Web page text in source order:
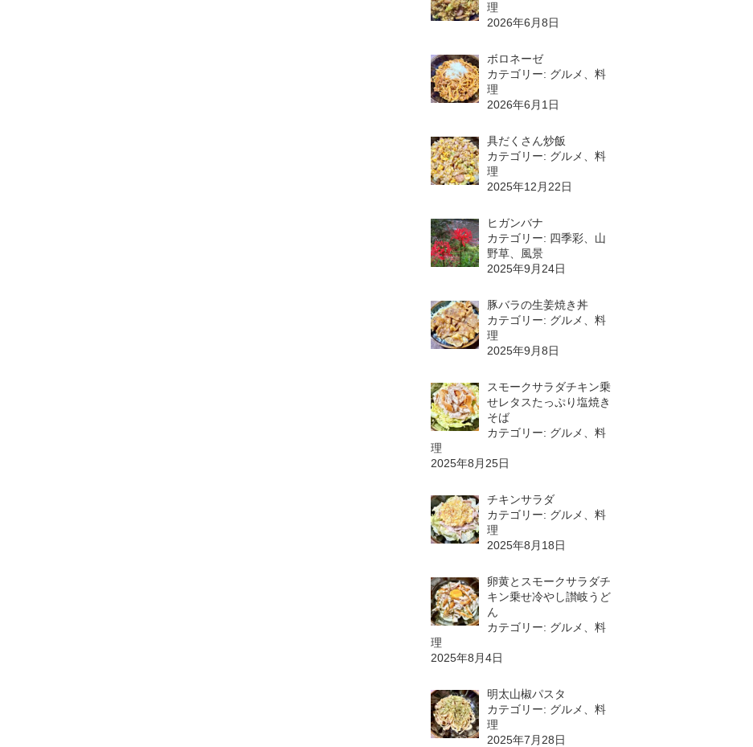
理
2026年6月8日
ボロネーゼ
カテゴリー: グルメ、料
理
2026年6月1日
具だくさん炒飯
カテゴリー: グルメ、料
理
2025年12月22日
ヒガンバナ
カテゴリー: 四季彩、山
野草、風景
2025年9月24日
豚バラの生姜焼き丼
カテゴリー: グルメ、料
理
2025年9月8日
スモークサラダチキン乗
せレタスたっぷり塩焼き
そば
カテゴリー: グルメ、料
理
2025年8月25日
チキンサラダ
カテゴリー: グルメ、料
理
2025年8月18日
卵黄とスモークサラダチ
キン乗せ冷やし讃岐うど
ん
カテゴリー: グルメ、料
理
2025年8月4日
明太山椒パスタ
カテゴリー: グルメ、料
理
2025年7月28日